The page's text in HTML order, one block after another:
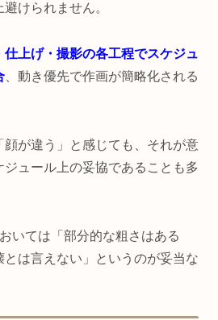
けられません。
仕上げ・撮影の各工程でスケジュ
、動き優先で作画が簡略化される
顔が違う」と感じても、それが意
ジュール上の妥協であることも多
いては「部分的な粗さはある
は言えない」というのが妥当な